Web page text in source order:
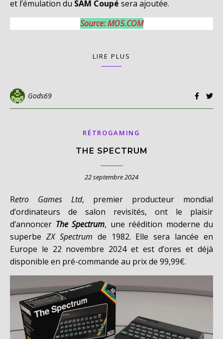
et l’émulation du SAM Coupé sera ajoutée.
Source: MO5.COM
LIRE PLUS
Gods69
RÉTROGAMING
THE SPECTRUM
22 septembre 2024
Retro Games Ltd, premier producteur mondial
d’ordinateurs de salon revisités, ont le plaisir
d’annoncer The Spectrum, une réédition moderne du
superbe ZX Spectrum de 1982. Elle sera lancée en
Europe le 22 novembre 2024 et est d’ores et déjà
disponible en pré-commande au prix de 99,99€.